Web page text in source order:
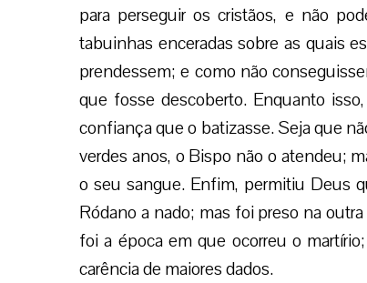
para perseguir os cristãos, e não
tabuinhas enceradas sobre as quais
prendessem; e como não
que fosse descoberto. Enquanto
confiança que o batizasse. Seja que
verdes anos, o Bispo não o atendeu;
o seu sangue. Enfim, permitiu Deus
Ródano a nado; mas foi preso na
foi a época em que ocorreu o
carência de maiores dados.